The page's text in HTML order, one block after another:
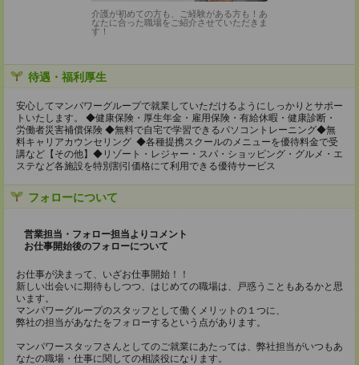
介護が初めての方も、ご経験がある方も！あ
なたに合った職場をご紹介させていただきま
す！
待遇・福利厚生
安心してマンパワーグループで就業していただけるようにしっかりとサポー
トいたします。 ◆健康保険・厚生年金・雇用保険・有給休暇・健康診断・
労働者災害補償保険 ◆無料で自宅で学習できるパソコントレーニング◆無
料キャリアカウンセリング ◆各種提携スクールのメニューを優待料金で受
講など【その他】◆リゾート・レジャー・スパ・ショッピング・グルメ・エ
ステなど各施設を特別割引価格にて利用できる優待サービス
フォローについて
営業担当・フォロー担当よりコメント
お仕事開始後のフォローについて
お仕事が決まって、いざお仕事開始！！
新しい出会いに期待もしつつ、はじめての職場は、戸惑うこともあるかと思
います。
マンパワーグループのスタッフとして働くメリットの１つに、
弊社の担当があなたをフォローするという点があります。
マンパワースタッフさんとしてのご就業にあたっては、弊社担当がいつもあ
なたの職場・仕事に関しての相談役になります。